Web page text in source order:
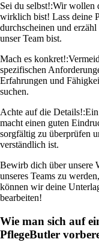
Sei du selbst!:Wir wollen
wirklich bist! Lass deine
durchscheinen und
unser Team bist.
Mach es konkret!:
spezifischen
Erfahrungen und
suchen.
Achte auf die Details!:
macht einen guten
sorgfältig zu überprüfen
verständlich ist.
Bewirb dich über unsere
unseres Teams zu
können wir deine
bearbeiten!
Wie man sich auf
PflegeButler